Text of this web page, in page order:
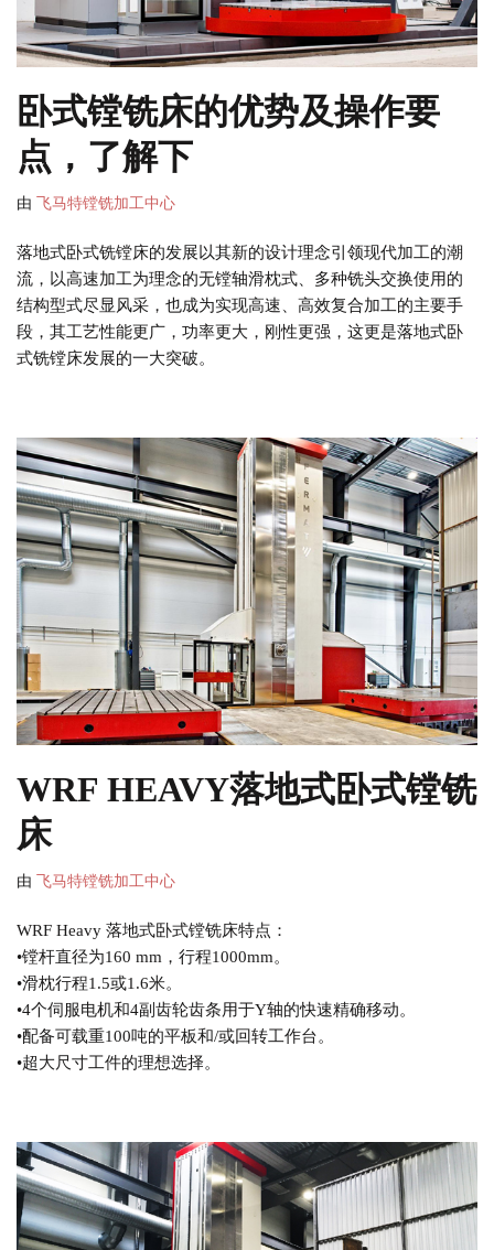
卧式镗铣床的优势及操作要
点，了解下
由 飞马特镗铣加工中心
落地式卧式铣镗床的发展以其新的设计理念引领现代加工的潮
流，以高速加工为理念的无镗轴滑枕式、多种铣头交换使用的
结构型式尽显风采，也成为实现高速、高效复合加工的主要手
段，其工艺性能更广，功率更大，刚性更强，这更是落地式卧
式铣镗床发展的一大突破。
WRF HEAVY落地式卧式镗铣
床
由 飞马特镗铣加工中心
WRF Heavy 落地式卧式镗铣床特点：
•镗杆直径为160 mm，行程1000mm。
•滑枕行程1.5或1.6米。
•4个伺服电机和4副齿轮齿条用于Y轴的快速精确移动。
•配备可载重100吨的平板和/或回转工作台。
•超大尺寸工件的理想选择。